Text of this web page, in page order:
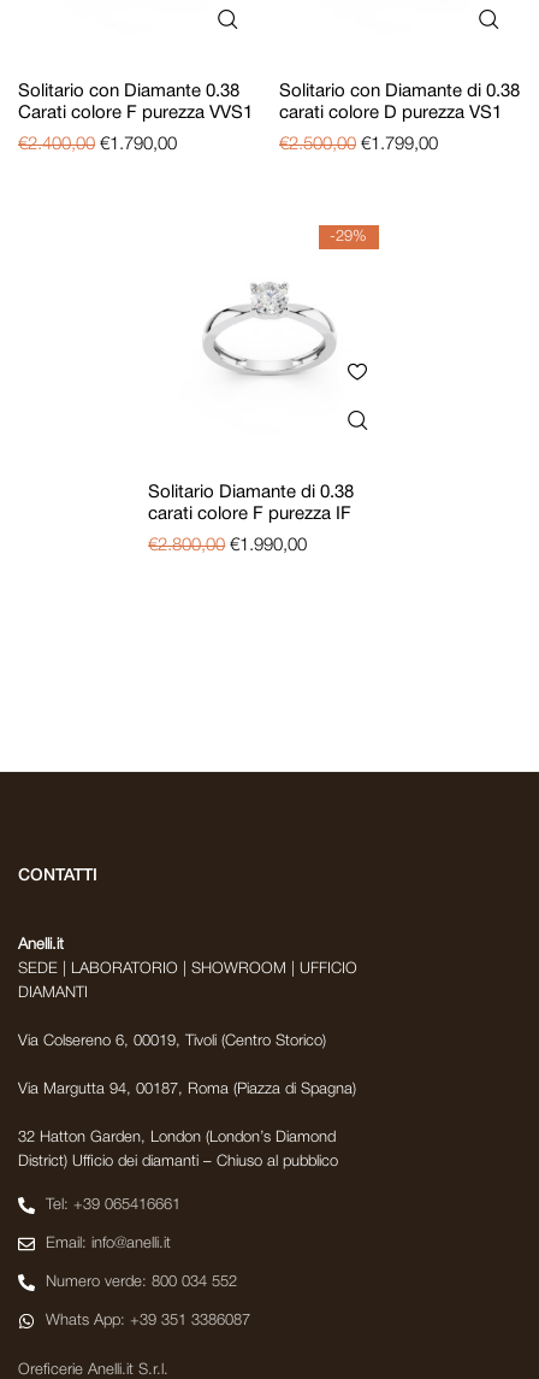
Solitario con Diamante 0.38
Carati colore F purezza VVS1
€2.400,00 €1.790,00
Solitario con Diamante di 0.38
carati colore D purezza VS1
€2.500,00 €1.799,00
-29%
Solitario Diamante di 0.38
carati colore F purezza IF
€2.800,00 €1.990,00
CONTATTI
Anelli.it
SEDE | LABORATORIO | SHOWROOM | UFFICIO
DIAMANTI
Via Colsereno 6, 00019, Tivoli (Centro Storico)
Via Margutta 94, 00187, Roma (Piazza di Spagna)
32 Hatton Garden, London (London’s Diamond
District) Ufficio dei diamanti – Chiuso al pubblico
Tel: +39 065416661
Email: info@anelli.it
Numero verde: 800 034 552
Whats App: +39 351 3386087
Oreficerie Anelli.it S.r.l.